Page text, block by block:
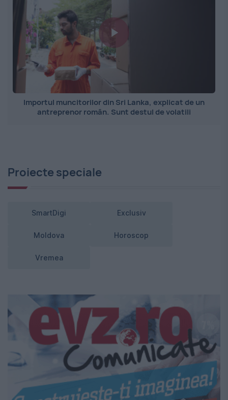
Importul muncitorilor din Sri Lanka, explicat de un
antreprenor român. Sunt destul de volatili
Proiecte speciale
SmartDigi Exclusiv
Moldova Horoscop
Vremea